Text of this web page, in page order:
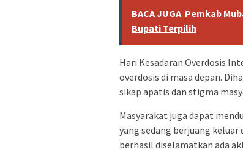
BACA JUGA Pemkab
Bupati Terpilih
Hari Kesadaran Overdosis
overdosis di masa depan.
sikap apatis dan stigma
Masyarakat juga dapat
yang sedang berjuang
berhasil diselamatkan ada